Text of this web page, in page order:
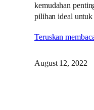
kemudahan
pilihan ideal
Teruskan
August 12, 2022